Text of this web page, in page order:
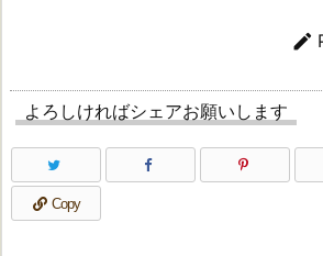

よろしければシェアお願いします
Copy